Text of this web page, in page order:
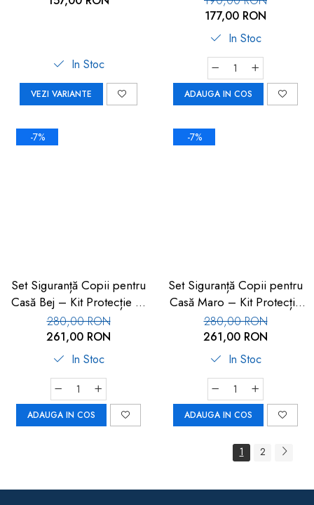
In Stoc
VEZI VARIANTE
177,00 RON
In Stoc
ADAUGA IN COS
-7%
Set Siguranță Copii pentru
Casă Bej – Kit Protecție 17
piese
280,00 RON
261,00 RON
In Stoc
ADAUGA IN COS
-7%
Set Siguranță Copii pentru
Casă Maro – Kit Protecție
17 piese
280,00 RON
261,00 RON
In Stoc
ADAUGA IN COS
1 2